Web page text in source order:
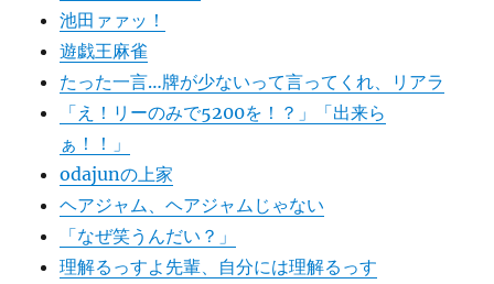
池田ァァッ！
遊戯王麻雀
たった一言…牌が少ないって言ってくれ、リアラ
「え！リーのみで5200を！？」「出来ら
ぁ！！」
odajunの上家
ヘアジャム、ヘアジャムじゃない
「なぜ笑うんだい？」
理解るっすよ先輩、自分には理解るっす